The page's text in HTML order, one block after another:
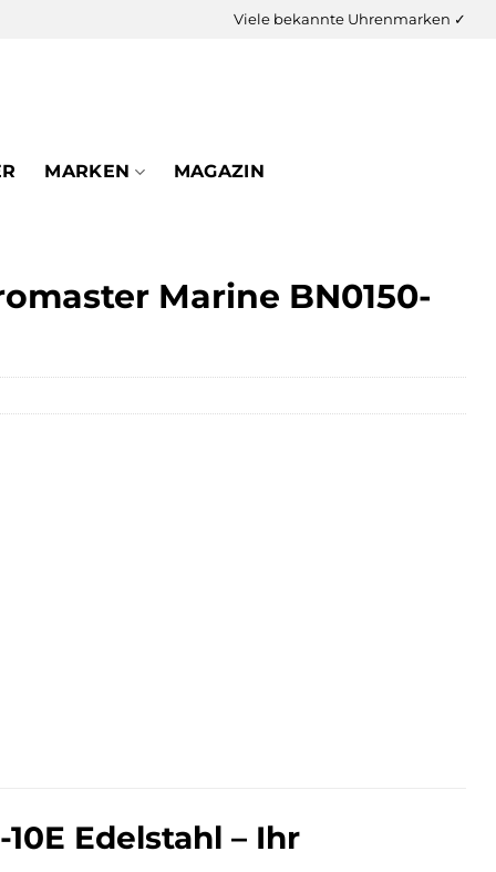
Viele bekannte Uhrenmarken ✓
MARKEN MAGAZIN
Marine BN0150-
Edelstahl – Ihr